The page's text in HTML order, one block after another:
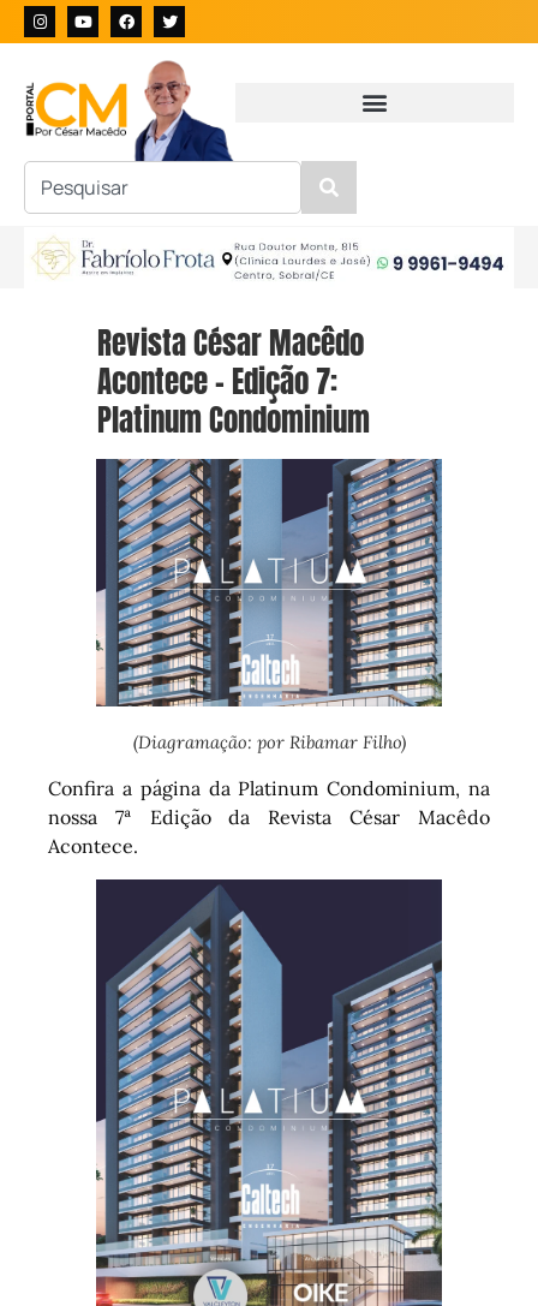
Revista César Macêdo
Acontece – Edição 7:
Platinum Condominium
(Diagramação: por Ribamar Filho)
Confira a página da Platinum Condominium, na
nossa 7ª Edição da Revista César Macêdo
Acontece.